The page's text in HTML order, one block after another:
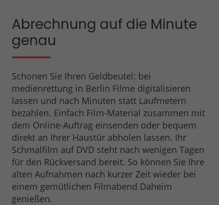
Abrechnung auf die Minute
genau
Schonen Sie Ihren Geldbeutel: bei
medienrettung in Berlin Filme digitalisieren
lassen und nach Minuten statt Laufmetern
bezahlen. Einfach Film-Material zusammen mit
dem Online-Auftrag einsenden oder bequem
direkt an Ihrer Haustür abholen lassen. Ihr
Schmalfilm auf DVD steht nach wenigen Tagen
für den Rückversand bereit. So können Sie Ihre
alten Aufnahmen nach kurzer Zeit wieder bei
einem gemütlichen Filmabend Daheim
genießen.